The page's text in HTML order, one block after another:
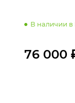
В наличии
76 000